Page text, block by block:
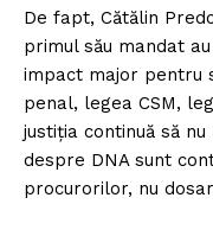
De fapt, Cătălin
primul său mandat
impact major pentru
penal, legea CSM,
justiția continuă să
despre DNA sunt
procurorilor, nu